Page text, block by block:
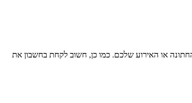
או האירוע שלכם. כמו כן, חשוב לקחת בחשבון את